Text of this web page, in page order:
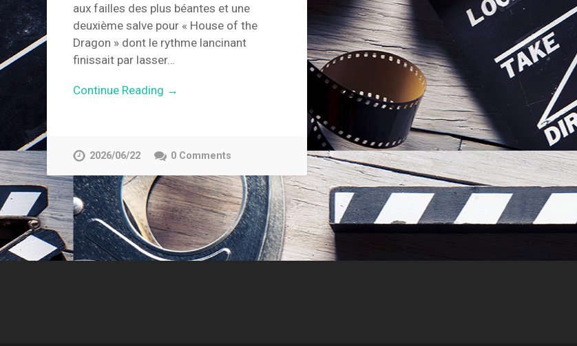
aux failles des plus béantes et une
deuxième salve pour « House of the
Dragon » dont le rythme lancinant
finissait par lasser…
Continue Reading →
2026/06/22 0 Comments